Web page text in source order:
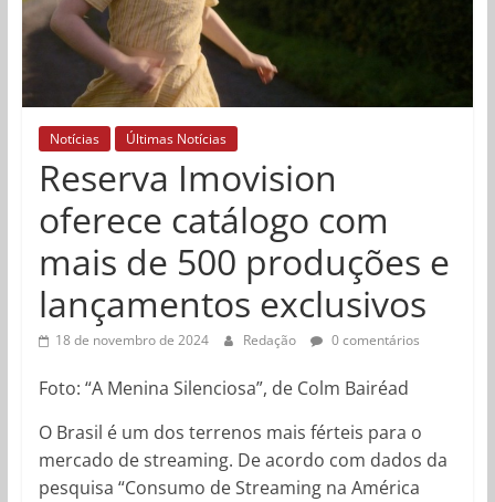
Notícias Últimas Notícias
Reserva Imovision
oferece catálogo com
mais de 500 produções e
lançamentos exclusivos
18 de novembro de 2024 Redação 0 comentários
Foto: “A Menina Silenciosa”, de Colm Bairéad
O Brasil é um dos terrenos mais férteis para o
mercado de streaming. De acordo com dados da
pesquisa “Consumo de Streaming na América